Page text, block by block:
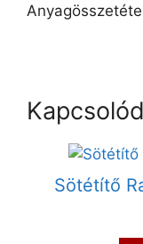
Sötétítő